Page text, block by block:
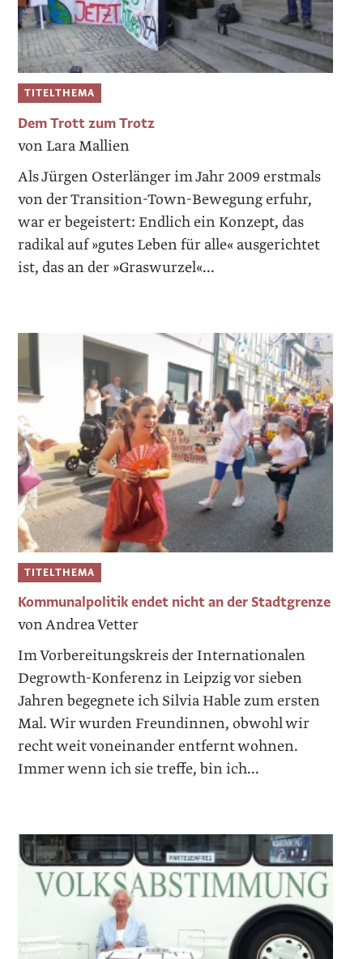
TITELTHEMA
Dem Trott zum Trotz
von Lara Mallien
Als Jürgen Osterlänger im Jahr 2009 erstmals
von der Transition-Town-Bewegung erfuhr,
war er begeistert: Endlich ein Konzept, das
radikal auf »gutes Leben für alle« ausgerichtet
ist, das an der »Graswurzel«...
TITELTHEMA
Kommunalpolitik endet nicht an der Stadtgrenze
von Andrea Vetter
Im Vorbereitungskreis der Internationalen
Degrowth-Konferenz in Leipzig vor sieben
Jahren begegnete ich Silvia Hable zum ersten
Mal. Wir wurden Freundinnen, obwohl wir
recht weit vonein­ander entfernt wohnen.
Immer wenn ich sie treffe, bin ich...